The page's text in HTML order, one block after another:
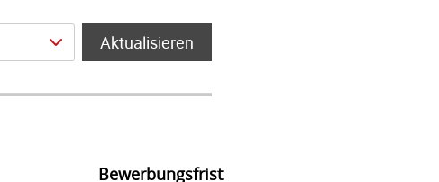
Aktualisieren
Bewerbungsfrist